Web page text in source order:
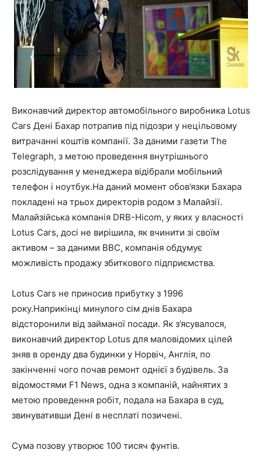
Виконавчий директор автомобільного виробника Lotus
Cars Дені Бахар потрапив під підозри у нецільовому
витрачанні коштів компанії. За даними газети The
Telegraph, з метою проведення внутрішнього
розслідування у менеджера відібрали мобільний
телефон і ноутбук.На даний момент обов’язки Бахара
покладені на трьох директорів родом з Малайзії.
Малайзійська компанія DRB-Hicom, у яких у власності
Lotus Cars, досі не вирішила, як вчинити зі своїм
активом – за даними ВВС, компанія обдумує
можливість продажу збиткового підприємства.
Lotus Cars не приносив прибутку з 1996
року.Наприкінці минулого сім днів Бахара
відсторонили від займаної посади. Як з’ясувалося,
виконавчий директор Lotus для маловідомих цілей
зняв в оренду два будинки у Норвіч, Англія, по
закінченні чого почав ремонт однієї з будівель. За
відомостями F1 News, одна з компаній, найнятих з
метою проведення робіт, подала на Бахара в суд,
звинувативши Дені в несплаті позичені.
Сума позову утворює 100 тисяч фунтів.